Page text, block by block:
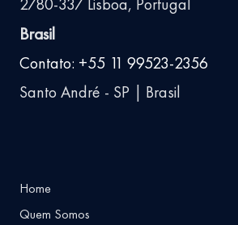
2780-337 Lisboa, Portugal
Brasil
Contato: +55 11 99523-2356
Santo André - SP | Brasil
Home
Quem Somos